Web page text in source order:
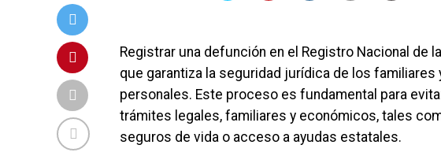
Registrar una defunción en el Registro Nacional de
que garantiza la seguridad jurídica de los
personales. Este proceso es fundamental para
trámites legales, familiares y económicos, tales
seguros de vida o acceso a ayudas estatales.